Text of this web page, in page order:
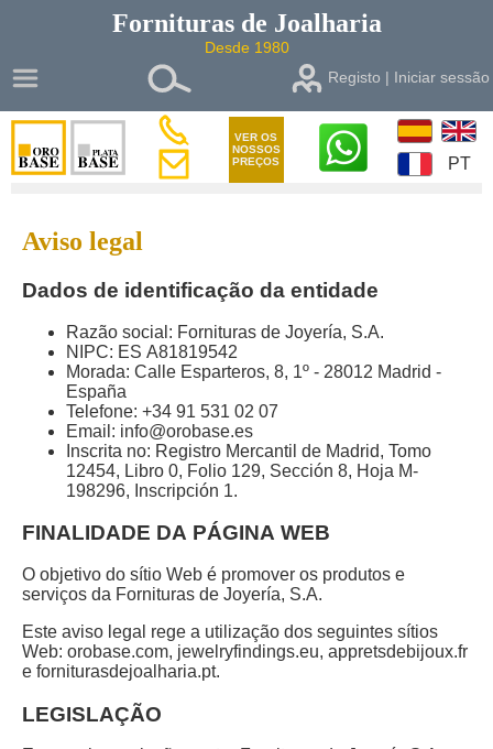
Fornituras de Joalharia
Desde 1980
Registo | Iniciar sessão
VER OS
NOSSOS
PREÇOS
PT
Aviso legal
Dados de identificação da entidade
Razão social: Fornituras de Joyería, S.A.
NIPC: ES A81819542
Morada: Calle Esparteros, 8, 1º - 28012 Madrid -
España
Telefone: +34 91 531 02 07
Email: info@orobase.es
Inscrita no: Registro Mercantil de Madrid, Tomo
12454, Libro 0, Folio 129, Sección 8, Hoja M-
198296, Inscripción 1.
FINALIDADE DA PÁGINA WEB
O objetivo do sítio Web é promover os produtos e
serviços da Fornituras de Joyería, S.A.
Este aviso legal rege a utilização dos seguintes sítios
Web: orobase.com, jewelryfindings.eu, appretsdebijoux.fr
e forniturasdejoalharia.pt.
LEGISLAÇÃO